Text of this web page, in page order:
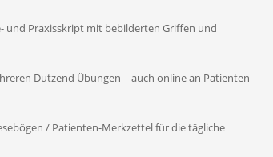
und Praxisskript mit bebilderten Griffen und
Dutzend Übungen – auch online an Patienten
/ Patienten-Merkzettel für die tägliche